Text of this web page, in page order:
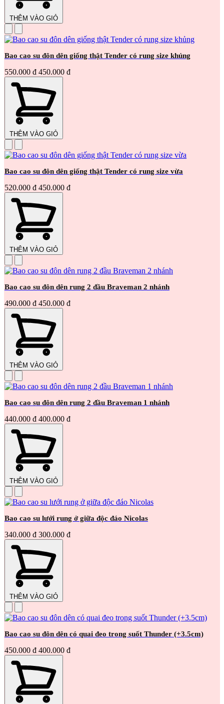
THÊM VÀO GIỎ
Bao cao su đôn dên giống thật Tender có rung size khủng
550.000 đ 450.000 đ
THÊM VÀO GIỎ
Bao cao su đôn dên giống thật Tender có rung size vừa
520.000 đ 450.000 đ
THÊM VÀO GIỎ
Bao cao su đôn dên rung 2 đầu Braveman 2 nhánh
490.000 đ 450.000 đ
THÊM VÀO GIỎ
Bao cao su đôn dên rung 2 đầu Braveman 1 nhánh
440.000 đ 400.000 đ
THÊM VÀO GIỎ
Bao cao su lưới rung ở giữa độc đáo Nicolas
340.000 đ 300.000 đ
THÊM VÀO GIỎ
Bao cao su đôn dên có quai đeo trong suốt Thunder (+3.5cm)
450.000 đ 400.000 đ